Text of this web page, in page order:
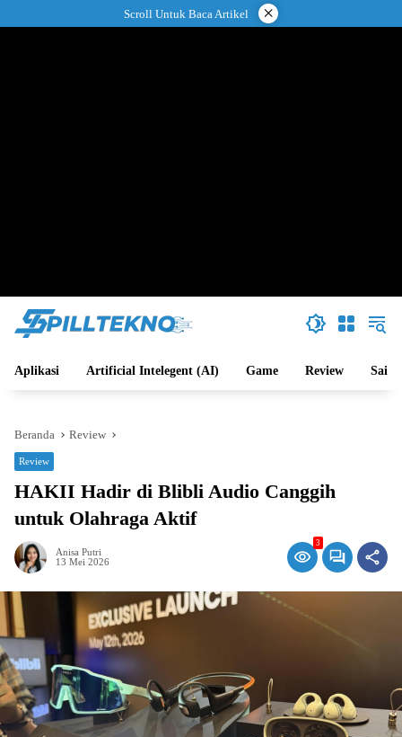
ke
Scroll Untuk Baca Artikel ×
Aplikasi Artificial Intelegent (AI) Game Review Sains
Beranda Review
Review
HAKII Hadir di Blibli Audio Canggih
untuk Olahraga Aktif
Anisa Putri
13 Mei 2026
3